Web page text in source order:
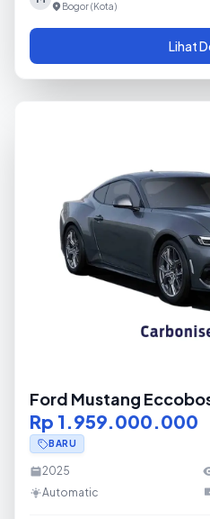
Bogor (Kota)
Lihat
Ford Mustang
Rp 1.959.000.000
BARU
2025
Automatic